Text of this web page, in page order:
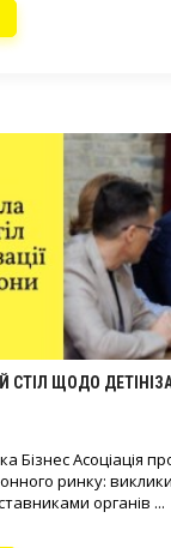
СТІЛ ЩОДО
Бізнес Асоціація
ринку:
органів ...